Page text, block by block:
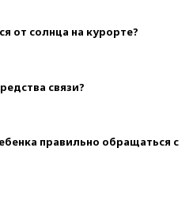
от солнца на курорте?
связи?
правильно обращаться с